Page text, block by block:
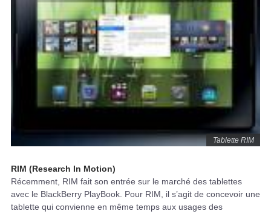
Tablette RIM
RIM (Research In Motion)
Récemment, RIM fait son entrée sur le marché des tablettes
avec le BlackBerry PlayBook. Pour RIM, il s’agit de concevoir une
tablette qui convienne en même temps aux usages des